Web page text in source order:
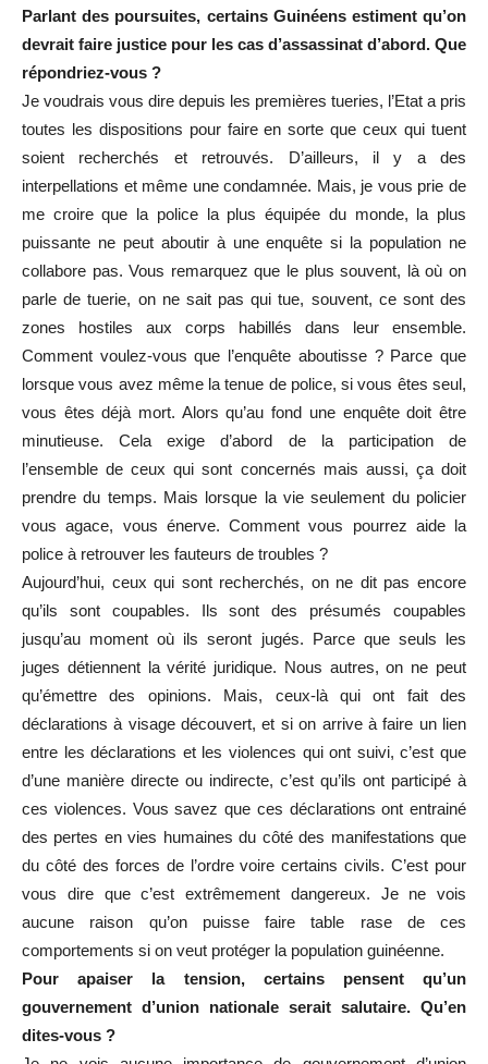
Parlant des poursuites, certains Guinéens estiment qu’on
devrait faire justice pour les cas d’assassinat d’abord. Que
répondriez-vous ?
Je voudrais vous dire depuis les premières tueries, l’Etat a pris
toutes les dispositions pour faire en sorte que ceux qui tuent
soient recherchés et retrouvés. D’ailleurs, il y a des
interpellations et même une condamnée. Mais, je vous prie de
me croire que la police la plus équipée du monde, la plus
puissante ne peut aboutir à une enquête si la population ne
collabore pas. Vous remarquez que le plus souvent, là où on
parle de tuerie, on ne sait pas qui tue, souvent, ce sont des
zones hostiles aux corps habillés dans leur ensemble.
Comment voulez-vous que l’enquête aboutisse ? Parce que
lorsque vous avez même la tenue de police, si vous êtes seul,
vous êtes déjà mort. Alors qu’au fond une enquête doit être
minutieuse. Cela exige d’abord de la participation de
l’ensemble de ceux qui sont concernés mais aussi, ça doit
prendre du temps. Mais lorsque la vie seulement du policier
vous agace, vous énerve. Comment vous pourrez aide la
police à retrouver les fauteurs de troubles ?
Aujourd’hui, ceux qui sont recherchés, on ne dit pas encore
qu’ils sont coupables. Ils sont des présumés coupables
jusqu’au moment où ils seront jugés. Parce que seuls les
juges détiennent la vérité juridique. Nous autres, on ne peut
qu’émettre des opinions. Mais, ceux-là qui ont fait des
déclarations à visage découvert, et si on arrive à faire un lien
entre les déclarations et les violences qui ont suivi, c’est que
d’une manière directe ou indirecte, c’est qu’ils ont participé à
ces violences. Vous savez que ces déclarations ont entrainé
des pertes en vies humaines du côté des manifestations que
du côté des forces de l’ordre voire certains civils. C’est pour
vous dire que c’est extrêmement dangereux. Je ne vois
aucune raison qu’on puisse faire table rase de ces
comportements si on veut protéger la population guinéenne.
Pour apaiser la tension, certains pensent qu’un
gouvernement d’union nationale serait salutaire. Qu’en
dites-vous ?